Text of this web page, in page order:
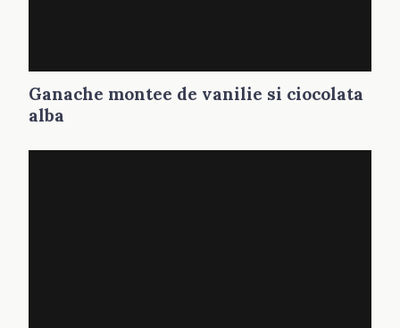
Ganache montee de vanilie si ciocolata
alba